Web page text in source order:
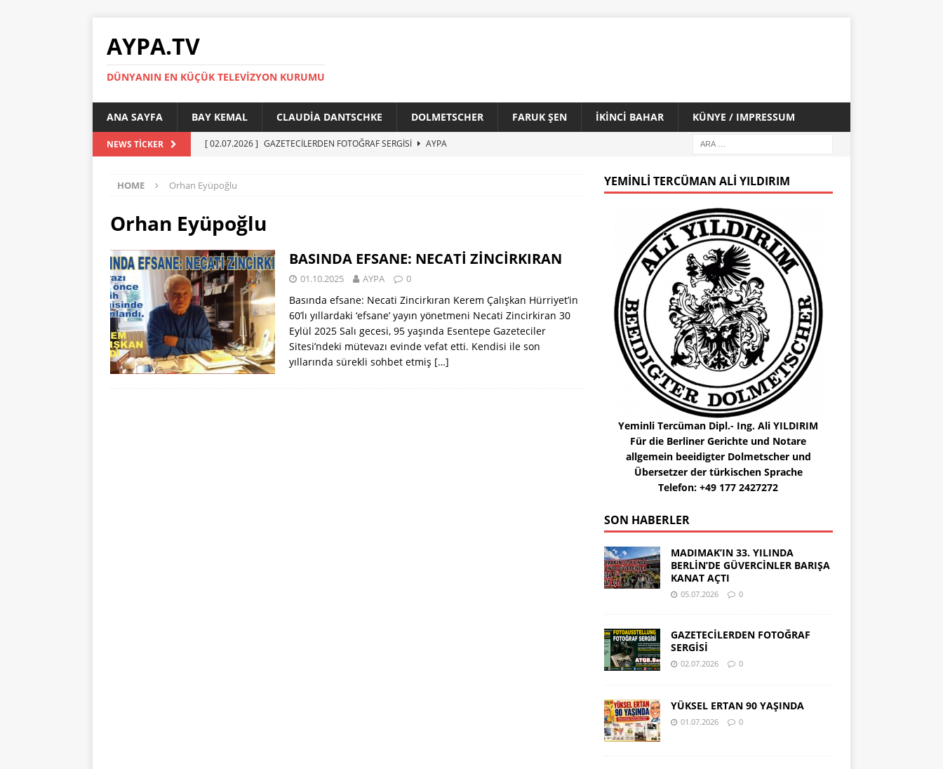
AYPA.TV
DÜNYANIN EN KÜÇÜK TELEVIZYON KURUMU
ANA SAYFA BAY KEMAL CLAUDIA DANTSCHKE DOLMETSCHER FARUK ŞEN İKİNCİ BAHAR KÜNYE / IMPRESSUM
NEWS TICKER [ 02.07.2026 ] GAZETECİLERDEN FOTOĞRAF SERGİSİ
AYPA
[ 27.05.2026 ]
[ 19.05.2026 ]
[ 05.07.2026 ]
AYPA
HOME Orhan Eyüpoğlu
Orhan Eyüpoğlu
BASINDA EFSANE: NECATİ ZİNCİRKIRAN
01.10.2025 AYPA 0
Basında efsane: Necati Zincirkıran Kerem Çalışkan Hürriyet’in
60’lı yıllardaki ‘efsane’ yayın yönetmeni Necati Zincirkiran 30
Eylül 2025 Salı gecesi, 95 yaşında Esentepe Gazeteciler
Sitesi’ndeki mütevazı evinde vefat etti. Kendisi ile son
yıllarında sürekli sohbet etmiş […]
YEMINLI TERCÜMAN ALI YILDIRIM
Yeminli Tercüman Dipl.- Ing. Ali YILDIRIM
Für die Berliner Gerichte und Notare
allgemein beeidigter Dolmetscher und
Übersetzer der türkischen Sprache
Telefon: +49 177 2427272
SON HABERLER
MADIMAK’IN 33. YILINDA
BERLİN’DE GÜVERCİNLER BARIŞA
KANAT AÇTI
05.07.2026 0
GAZETECİLERDEN FOTOĞRAF
SERGİSİ
02.07.2026 0
YÜKSEL ERTAN 90 YAŞINDA
01.07.2026 0